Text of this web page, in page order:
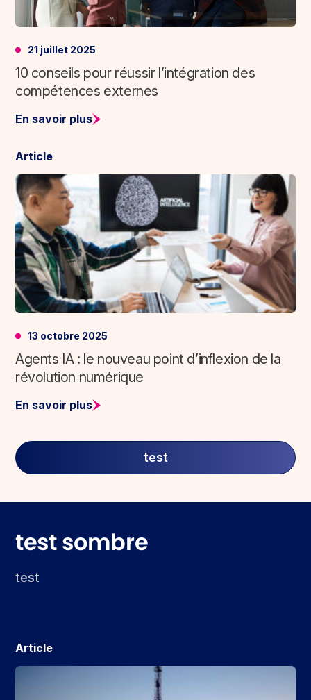
21 juillet 2025
10 conseils pour réussir l’intégration des
compétences externes
En savoir plus
Article
13 octobre 2025
Agents IA : le nouveau point d’inflexion de la
révolution numérique
En savoir plus
test
test sombre
test
Article